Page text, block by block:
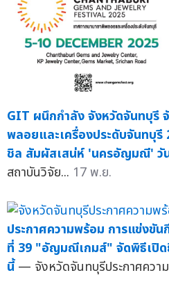
GIT ผนึกกำลัง จังหวัดจันทบุรี
พลอยและเครื่องประดับจันทบุ
ชิล สัมผัสเสน่ห์ 'นครอัญมณี' วั
สถาบันวิจัย... 17 พ.ย.
ประกาศความพร้อม การแข่งขั
ที่ 39 "อัญมณีเกมส์" จัดพิธีเปิด
นี้ — จังหวัดจันทบุรีประกาศควา